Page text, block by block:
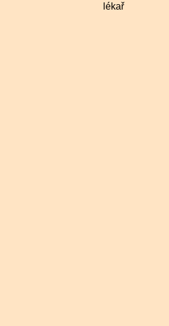
lékař